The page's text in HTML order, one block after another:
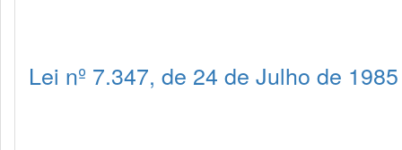
Lei nº 7.347, de 24 de Julho de 1985